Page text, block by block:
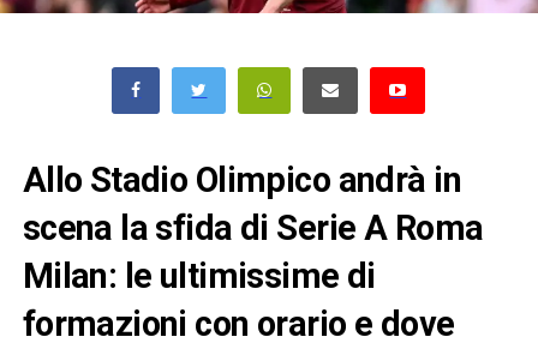
Allo Stadio Olimpico andrà in
scena la sfida di Serie A Roma
Milan: le ultimissime di
formazioni con orario e dove